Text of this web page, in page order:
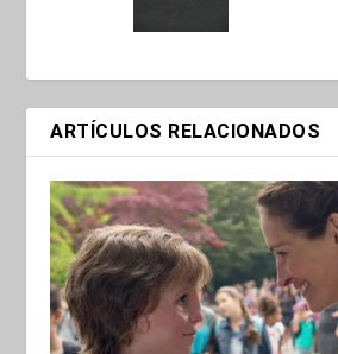
ARTÍCULOS RELACIONADOS